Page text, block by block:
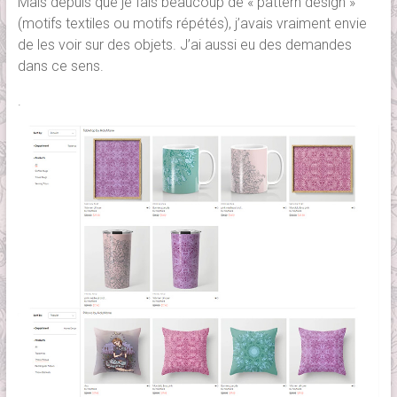
(motifs textiles ou motifs répétés), j’avais vraiment envie
de les voir sur des objets. J’ai aussi eu des demandes
dans ce sens.
.